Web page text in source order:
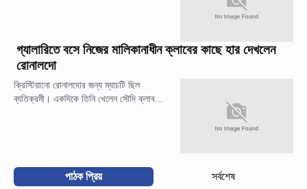
গ্যালারিতে বসে নিজের মালিকানাধীন ক্লাবের কাছে হার দেখলেন
রোনালদো
ক্রিস্টিয়ানো রোনালদোর জন্য ম্যাচটি ছিল
ব্যতিক্রমী। একদিকে তিনি খেলেন সৌদি ক্লাব...
পাঠক প্রিয় সর্বশেষ